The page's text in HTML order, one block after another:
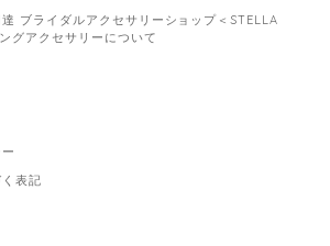
ブライダルアクセサリーショップ＜STELLA
グアクセサリーについて
表記